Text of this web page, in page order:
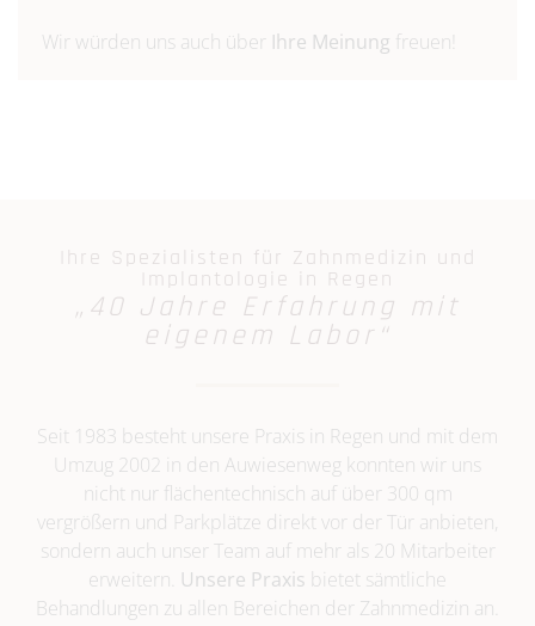
Wir würden uns auch über Ihre Meinung freuen!
Ihre Spezialisten für Zahnmedizin und
Implantologie in Regen
„40 Jahre Erfahrung mit
eigenem Labor“
Seit 1983 besteht unsere Praxis in Regen und mit dem
Umzug 2002 in den Auwiesenweg konnten wir uns
nicht nur flächentechnisch auf über 300 qm
vergrößern und Parkplätze direkt vor der Tür anbieten,
sondern auch unser Team auf mehr als 20 Mitarbeiter
erweitern. Unsere Praxis bietet sämtliche
Behandlungen zu allen Bereichen der Zahnmedizin an.